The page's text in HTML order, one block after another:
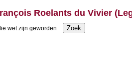
Roelants du Vivier
wet zijn geworden